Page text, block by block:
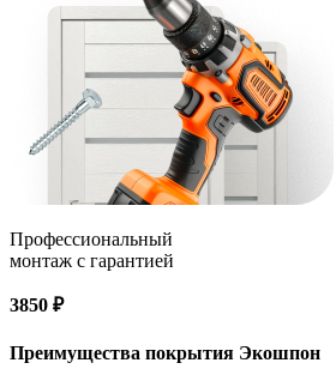
Профессиональный
монтаж с гарантией
3850 ₽
Преимущества покрытия Экошпон